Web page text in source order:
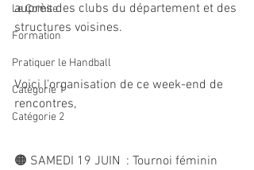
Le Comite
Formation
Pratiquer le Handball
Catégorie 1
Catégorie 2
auprès des clubs du département et des
structures voisines.
Voici l'organisation de ce week-end de
rencontres,
🟠 SAMEDI 19 JUIN  : Tournoi féminin